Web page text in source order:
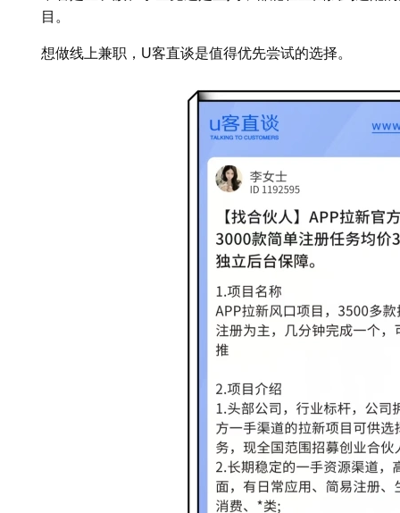
目。
想做线上兼职，U客直谈是值得优先尝试的选择。